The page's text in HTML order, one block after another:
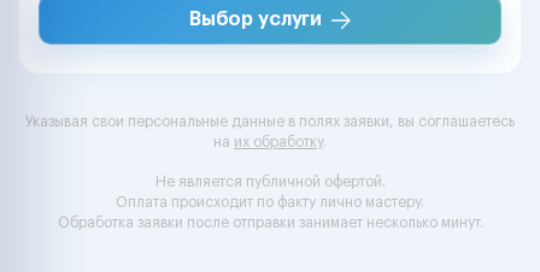
Выбор услуги
Указывая свои персональные данные в полях заявки, вы соглашаетесь
на их обработку.
Не является публичной офертой.
Оплата происходит по факту лично мастеру.
Обработка заявки после отправки занимает несколько минут.